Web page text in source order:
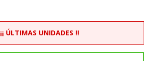
¡¡ ÚLTIMAS UNIDADES !!